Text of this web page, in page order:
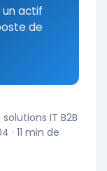
un actif
de
IT B2B
· 11 min de